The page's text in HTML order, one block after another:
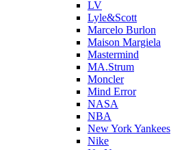
LV
Lyle&Scott
Marcelo Burlon
Maison Margiela
Mastermind
MA.Strum
Moncler
Mind Error
NASA
NBA
New York Yankees
Nike